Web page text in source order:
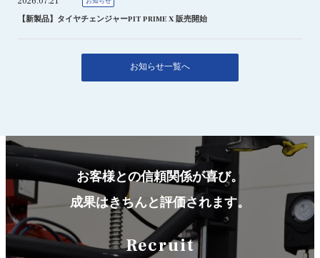
【新製品】タイヤチェンジャーPIT PRIME X 販売開始
お知らせ一覧へ
お客様との信頼関係が喜び。
成果はきちんと評価されます。
Recruit